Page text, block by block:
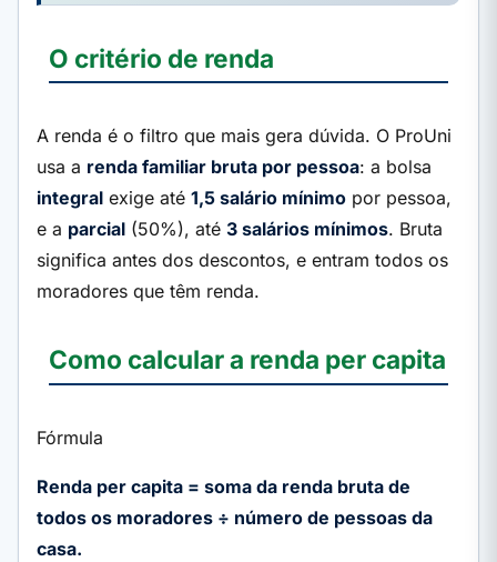
O critério de renda
A renda é o filtro que mais gera dúvida. O ProUni
usa a renda familiar bruta por pessoa: a bolsa
integral exige até 1,5 salário mínimo por pessoa,
e a parcial (50%), até 3 salários mínimos. Bruta
significa antes dos descontos, e entram todos os
moradores que têm renda.
Como calcular a renda per capita
Fórmula
Renda per capita = soma da renda bruta de
todos os moradores ÷ número de pessoas da
casa.